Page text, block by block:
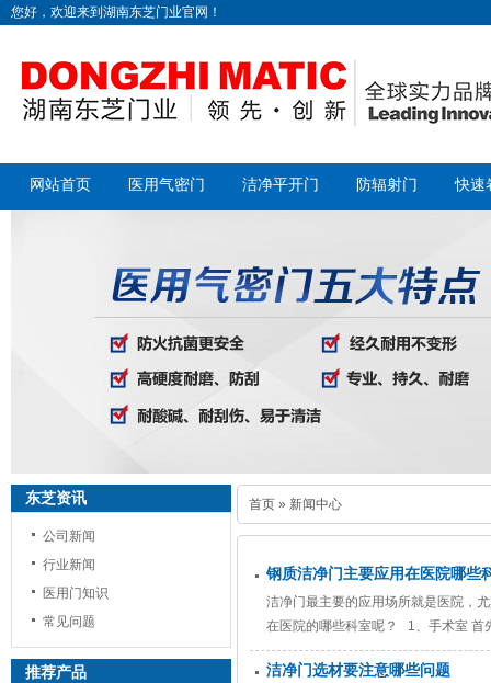
您好，欢迎来到湖南东芝门业官网！
网站首页 医用气密门 洁净平开门 防辐射门 快速
东芝资讯
公司新闻
行业新闻
医用门知识
常见问题
推荐产品
首页 » 新闻中心
钢质洁净门主要应用在医院哪些
洁净门最主要的应用场所就是医院，
在医院的哪些科室呢？ 1、手术室 首
质洁净门的需求是非常大的，就拿普
的隔离必须要用到钢质洁
洁净门选材要注意哪些问题